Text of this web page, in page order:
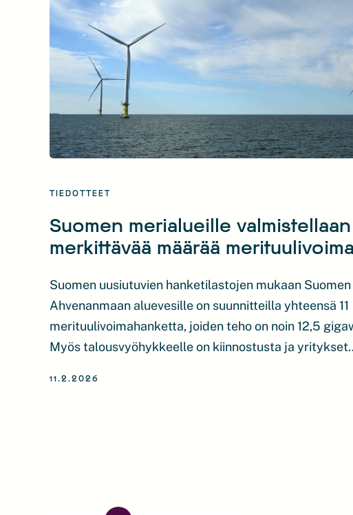
TIEDOTTEET
Suomen merialueille valmistellaan
merkittävää määrää
Suomen uusiutuvien hanketilastojen mukaan Suomen
Ahvenanmaan aluevesille on suunnitteilla yhteensä 11
merituulivoimahanketta, joiden teho on noin 12,5
Myös talousvyöhykkeelle on kiinnostusta ja yritykset
11.2.2026